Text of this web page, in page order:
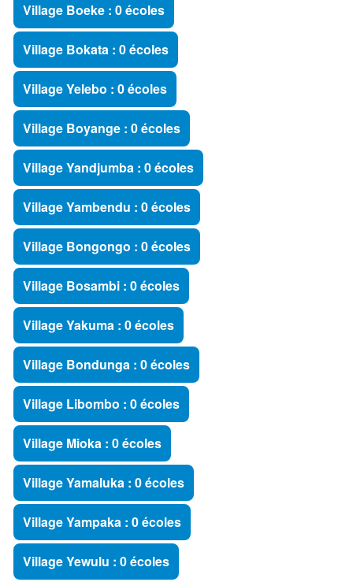
Village Boeke : 0 écoles
Village Bokata : 0 écoles
Village Yelebo : 0 écoles
Village Boyange : 0 écoles
Village Yandjumba : 0 écoles
Village Yambendu : 0 écoles
Village Bongongo : 0 écoles
Village Bosambi : 0 écoles
Village Yakuma : 0 écoles
Village Bondunga : 0 écoles
Village Libombo : 0 écoles
Village Mioka : 0 écoles
Village Yamaluka : 0 écoles
Village Yampaka : 0 écoles
Village Yewulu : 0 écoles